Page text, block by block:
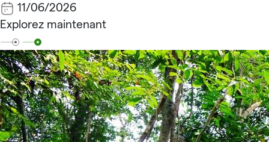
11/06/2026
Explorez maintenant